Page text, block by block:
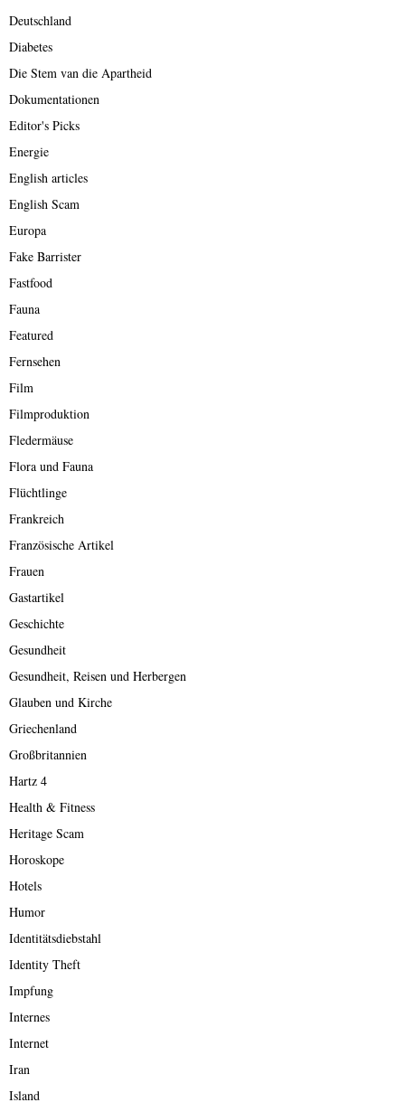
Deutschland
Diabetes
Die Stem van die Apartheid
Dokumentationen
Editor's Picks
Energie
English articles
English Scam
Europa
Fake Barrister
Fastfood
Fauna
Featured
Fernsehen
Film
Filmproduktion
Fledermäuse
Flora und Fauna
Flüchtlinge
Frankreich
Französische Artikel
Frauen
Gastartikel
Geschichte
Gesundheit
Gesundheit, Reisen und Herbergen
Glauben und Kirche
Griechenland
Großbritannien
Hartz 4
Health & Fitness
Heritage Scam
Horoskope
Hotels
Humor
Identitätsdiebstahl
Identity Theft
Impfung
Internes
Internet
Iran
Island